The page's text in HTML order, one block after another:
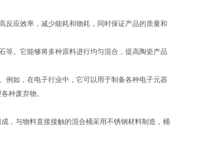
应效率，减少能耗和物耗，同时保证产品的质量和
。它能够将多种原料进行均匀混合，提高陶瓷产品
如，在电子行业中，它可以用于制备各种电子元器
种废弃物。
与物料直接接触的混合桶采用不锈钢材料制造，桶